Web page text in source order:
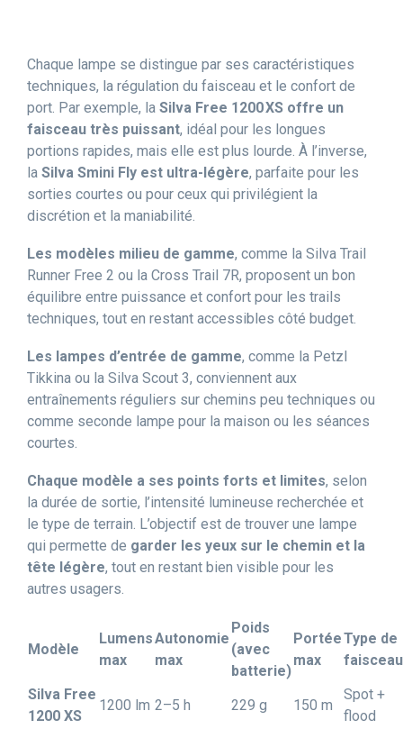
Chaque lampe se distingue par ses caractéristiques
techniques, la régulation du faisceau et le confort de
port. Par exemple, la Silva Free 1200 XS offre un
faisceau très puissant, idéal pour les longues
portions rapides, mais elle est plus lourde. À l’inverse,
la Silva Smini Fly est ultra-légère, parfaite pour les
sorties courtes ou pour ceux qui privilégient la
discrétion et la maniabilité.
Les modèles milieu de gamme, comme la Silva Trail
Runner Free 2 ou la Cross Trail 7R, proposent un bon
équilibre entre puissance et confort pour les trails
techniques, tout en restant accessibles côté budget.
Les lampes d’entrée de gamme, comme la Petzl
Tikkina ou la Silva Scout 3, conviennent aux
entraînements réguliers sur chemins peu techniques ou
comme seconde lampe pour la maison ou les séances
courtes.
Chaque modèle a ses points forts et limites, selon
la durée de sortie, l’intensité lumineuse recherchée et
le type de terrain. L’objectif est de trouver une lampe
qui permette de garder les yeux sur le chemin et la
tête légère, tout en restant bien visible pour les
autres usagers.
Modèle
Lumens
max
Autonomie
max
Poids
(avec
batterie)
Portée
max
Type de
faisceau
Silva Free
1200 XS
1200 lm 2–5 h 229 g 150 m
Spot +
flood